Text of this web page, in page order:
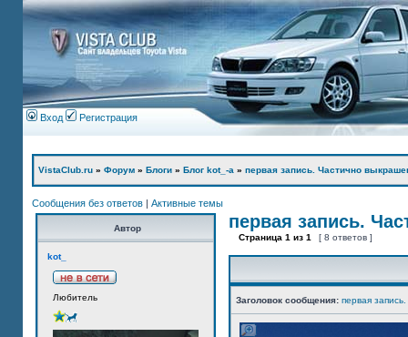
Вход Регистрация
VistaClub.ru » Форум » Блоги » Блог kot_-а » первая запись. Частично
Сообщения без ответов | Активные темы
Автор
kot_
Любитель
первая запись.
Страница 1 из 1 [ 8 ответов ]
Заголовок сообщения: первая